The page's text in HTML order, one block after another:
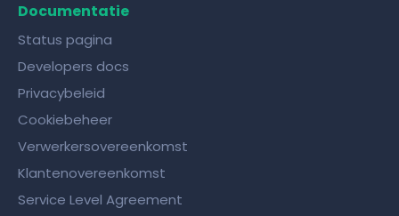
Documentatie
Status pagina
Developers docs
Privacybeleid
Cookiebeheer
Verwerkersovereenkomst
Klantenovereenkomst
Service Level Agreement